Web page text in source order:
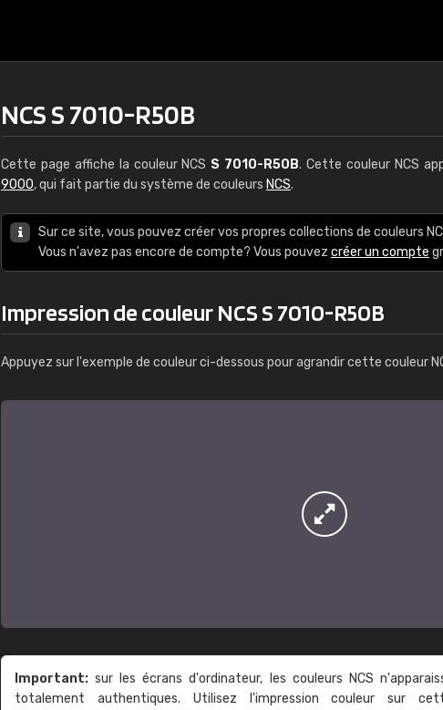
NCS S 7010-R50B
Cette page affiche la couleur NCS S 7010-R50B. Cette couleur NCS
9000, qui fait partie du système de couleurs NCS.
Sur ce site, vous pouvez créer vos propres collections de couleurs
Vous n'avez pas encore de compte? Vous pouvez créer un compte
Impression de couleur NCS S 7010-R50B
Appuyez sur l'exemple de couleur ci-dessous pour agrandir cette couleur
Important: sur les écrans d'ordinateur, les couleurs NCS
totalement authentiques. Utilisez l'impression couleur sur